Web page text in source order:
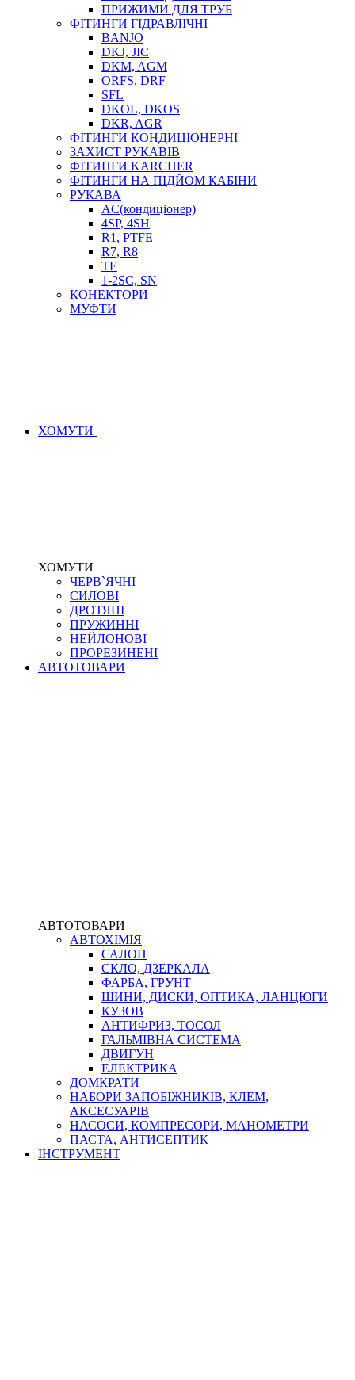
ПРИЖИМИ ДЛЯ ТРУБ
ФІТИНГИ ГІДРАВЛІЧНІ
BANJO
DKJ, JIC
DKM, AGM
ORFS, DRF
SFL
DKOL, DKOS
DKR, AGR
ФІТИНГИ КОНДИЦІОНЕРНІ
ЗАХИСТ РУКАВІВ
ФІТИНГИ KARCHER
ФІТИНГИ НА ПІДЙОМ КАБІНИ
РУКАВА
AC(кондиціонер)
4SP, 4SH
R1, PTFE
R7, R8
TE
1-2SC, SN
КОНЕКТОРИ
МУФТИ
ХОМУТИ
ХОМУТИ
ЧЕРВ`ЯЧНІ
СИЛОВІ
ДРОТЯНІ
ПРУЖИННІ
НЕЙЛОНОВІ
ПРОРЕЗИНЕНІ
АВТОТОВАРИ
АВТОТОВАРИ
АВТОХІМІЯ
САЛОН
СКЛО, ДЗЕРКАЛА
ФАРБА, ГРУНТ
ШИНИ, ДИСКИ, ОПТИКА, ЛАНЦЮГИ
КУЗОВ
АНТИФРИЗ, ТОСОЛ
ГАЛЬМІВНА СИСТЕМА
ДВИГУН
ЕЛЕКТРИКА
ДОМКРАТИ
НАБОРИ ЗАПОБІЖНИКІВ, КЛЕМ,
АКСЕСУАРІВ
НАСОСИ, КОМПРЕСОРИ, МАНОМЕТРИ
ПАСТА, АНТИСЕПТИК
ІНСТРУМЕНТ